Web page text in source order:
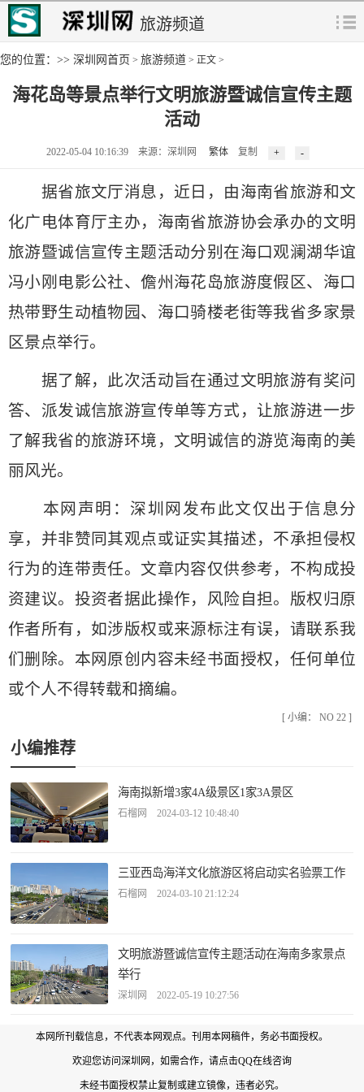
旅游频道
您的位置：>> 深圳网首页 > 旅游频道 > 正文 >
海花岛等景点举行文明旅游暨诚信宣传主题
活动
2022-05-04 10:16:39 来源：深圳网 繁体 复制
据省旅文厅消息，近日，由海南省旅游和文
化广电体育厅主办，海南省旅游协会承办的文明
旅游暨诚信宣传主题活动分别在海口观澜湖华谊
冯小刚电影公社、儋州海花岛旅游度假区、海口
热带野生动植物园、海口骑楼老街等我省多家景
区景点举行。
据了解，此次活动旨在通过文明旅游有奖问
答、派发诚信旅游宣传单等方式，让旅游进一步
了解我省的旅游环境，文明诚信的游览海南的美
丽风光。
本网声明：深圳网发布此文仅出于信息分
享，并非赞同其观点或证实其描述，不承担侵权
行为的连带责任。文章内容仅供参考，不构成投
资建议。投资者据此操作，风险自担。版权归原
作者所有，如涉版权或来源标注有误，请联系我
们删除。本网原创内容未经书面授权，任何单位
或个人不得转载和摘编。
[ 小编： NO 22 ]
小编推荐
海南拟新增3家4A级景区1家3A景区
石榴网 2024-03-12 10:48:40
三亚西岛海洋文化旅游区将启动实名验票工作
石榴网 2024-03-10 21:12:24
文明旅游暨诚信宣传主题活动在海南多家景点
举行
深圳网 2022-05-19 10:27:56
本网所刊载信息，不代表本网观点。刊用本网稿件，务必书面授权。
欢迎您访问深圳网，如需合作， 请点击QQ在线咨询
未经书面授权禁止复制或建立镜像，违者必究。